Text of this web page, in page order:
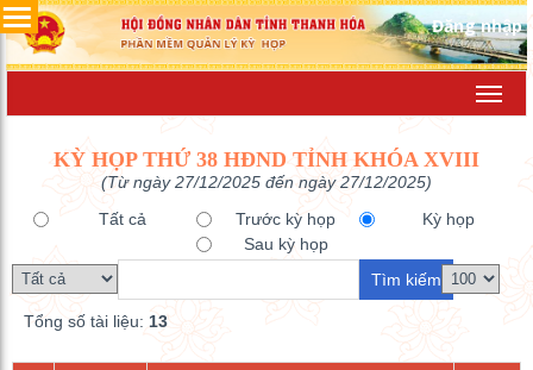
Đăng nhập
KỲ HỌP THỨ 38 HĐND TỈNH KHÓA XVIII
(Từ ngày 27/12/2025 đến ngày 27/12/2025)
Tất cả
Trước kỳ họp
Kỳ họp
Sau kỳ họp
Tổng số tài liệu: 13